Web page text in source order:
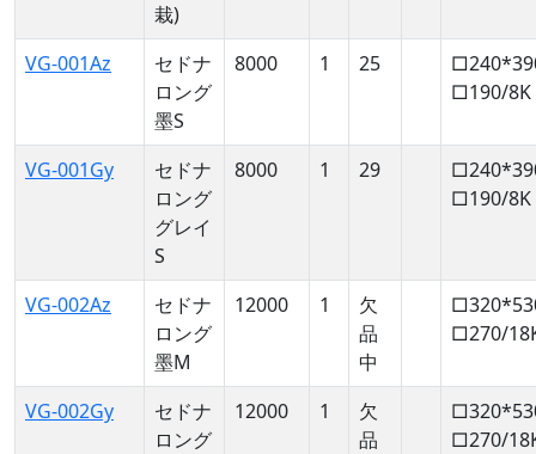
栽)
VG-001Az
セドナ
ロング
墨S
8000 1 25
□190/8K
VG-001Gy
セドナ
ロング
グレイ
S
8000 1 29
□190/8K
VG-002Az
セドナ
ロング
墨M
12000 1
欠
品
中
□270/
VG-002Gy
セドナ
ロング
12000 1
欠
品
□270/